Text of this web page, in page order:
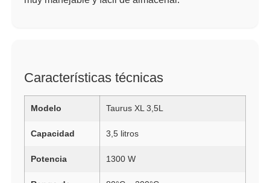
Características técnicas
Modelo Taurus XL 3,5L
Capacidad 3,5 litros
Potencia 1300 W